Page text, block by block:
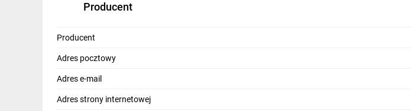
- Dzięki kompaktowemu projektowi (tylko jedno wyjście), nie ma potrzeby
Producent
Producent
Adres pocztowy
Adres e-mail
Adres strony internetowej